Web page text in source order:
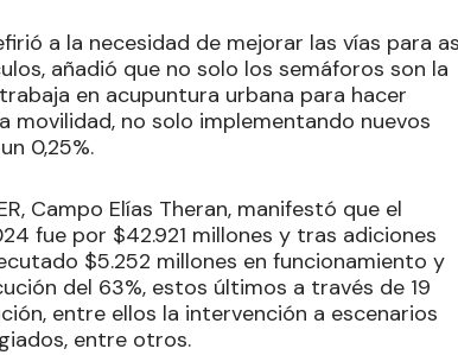
a la necesidad de mejorar las vías para
añadió que no solo los semáforos son la
en acupuntura urbana para hacer
movilidad, no solo implementando nuevos
0,25%.
Campo Elías Theran, manifestó que el
fue por $42.921 millones y tras adiciones
$5.252 millones en funcionamiento y
del 63%, estos últimos a través de 19
entre ellos la intervención a escenarios
entre otros.